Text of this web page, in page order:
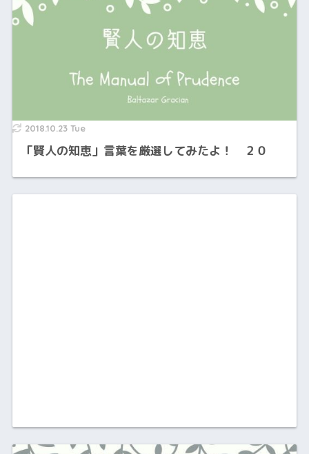
2018.10.23 Tue
「賢人の知恵」言葉を厳選してみたよ！ ２０